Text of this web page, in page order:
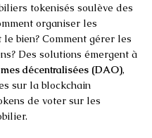
tokenisés soulève des
organiser les
bien? Comment gérer les
Des solutions émergent à
décentralisées (DAO),
sur la blockchain
de voter sur les